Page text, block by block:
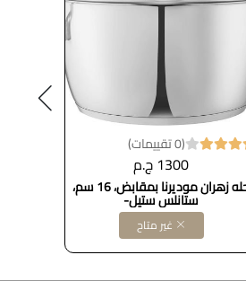
(0 تقييمات)
1300 ج.م
حله زهران موديرنا بمقابض، 16 سم،
ستانلس ستيل-
غير متاح